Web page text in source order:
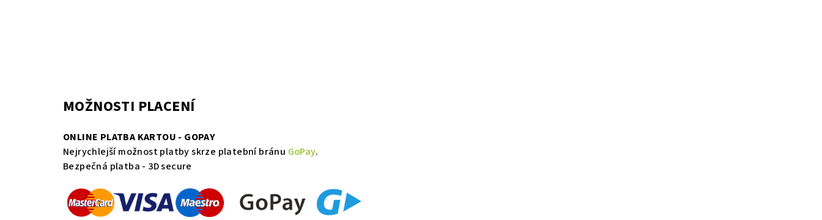
MOŽNOSTI PLACENÍ
ONLINE PLATBA KARTOU - GOPAY
Nejrychlejší možnost platby skrze platební bránu GoPay.
Bezpečná platba - 3D secure